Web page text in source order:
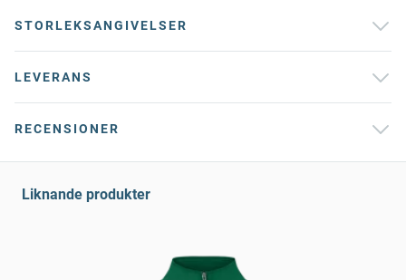
STORLEKSANGIVELSER
LEVERANS
RECENSIONER
Liknande produkter